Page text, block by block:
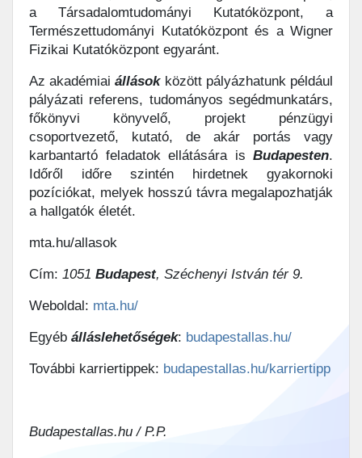
a Társadalomtudományi Kutatóközpont, a
Természettudományi Kutatóközpont és a Wigner
Fizikai Kutatóközpont egyaránt.
Az akadémiaiállásokközött pályázhatunk például
pályázati referens, tudományos segédmunkatárs,
főkönyvi könyvelő, projekt pénzügyi
csoportvezető, kutató, de akár portás vagy
karbantartó feladatok ellátására is Budapesten.
Időről időre szintén hirdetnek gyakornoki
pozíciókat, melyek hosszú távra megalapozhatják
a hallgatók életét.
mta.hu/allasok
Cím: 1051 Budapest, Széchenyi István tér 9.
Weboldal: mta.hu/
Egyéb álláslehetőségek: budapestallas.hu/
További karriertippek: budapestallas.hu/karriertipp
Budapestallas.hu / P.P.